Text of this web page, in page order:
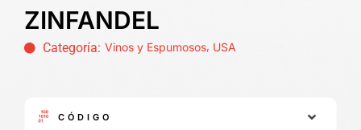
ZINFANDEL
Categoría: Vinos y Espumosos, USA
CÓDIGO